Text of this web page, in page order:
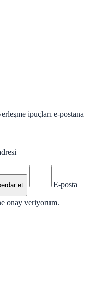
ipuçları e-postana
et E-posta
onay veriyorum.